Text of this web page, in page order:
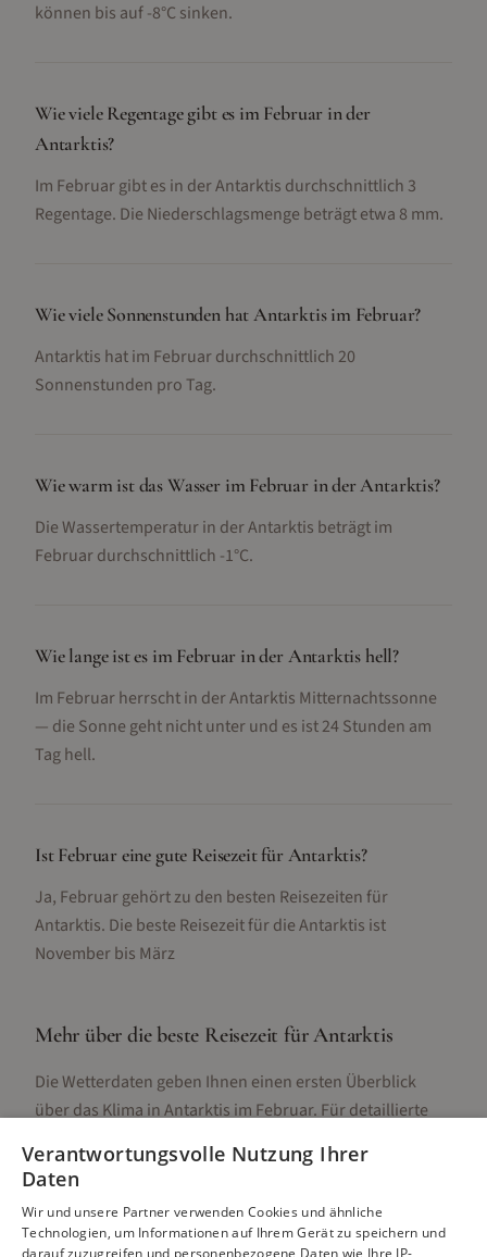
können bis auf -8°C sinken.
Wie viele Regentage gibt es im Februar in der
Antarktis?
Im Februar gibt es in der Antarktis durchschnittlich 3
Regentage. Die Niederschlagsmenge beträgt etwa 8 mm.
Wie viele Sonnenstunden hat Antarktis im Februar?
Antarktis hat im Februar durchschnittlich 20
Sonnenstunden pro Tag.
Wie warm ist das Wasser im Februar in der Antarktis?
Die Wassertemperatur in der Antarktis beträgt im
Februar durchschnittlich -1°C.
Wie lange ist es im Februar in der Antarktis hell?
Im Februar herrscht in der Antarktis Mitternachtssonne
— die Sonne geht nicht unter und es ist 24 Stunden am
Tag hell.
Ist Februar eine gute Reisezeit für Antarktis?
Ja, Februar gehört zu den besten Reisezeiten für
Antarktis. Die beste Reisezeit für die Antarktis ist
November bis März
Mehr über die beste Reisezeit fürAntarktis
Die Wetterdaten geben Ihnen einen ersten Überblick
über das Klima inAntarktis im Februar. Für detaillierte
Unterschieden, Aktivitäten und Reisetipps besuchen Sie
Verantwortungsvolle Nutzung Ihrer
Daten
Wir und unsere Partner verwenden Cookies und ähnliche
Technologien, um Informationen auf Ihrem Gerät zu speichern und
darauf zuzugreifen und personenbezogene Daten wie Ihre IP-